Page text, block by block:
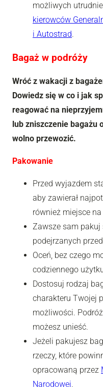
możliwych
kierowców
i Autostrad.
Bagaż w podróży
Wróć z wakacji z
Dowiedz się w co i jak
reagować na
lub zniszczenie bagażu
wolno przewozić.
Pakowanie
Przed wyjazdem
aby zawierał
również miejsce
Zawsze sam
podejrzanych
Oceń, bez czego
codziennego
Dostosuj rodzaj
charakteru Twojej
możliwości.
możesz unieść.
Jeżeli pakujesz
rzeczy, które
opracowaną przez
Narodowej.